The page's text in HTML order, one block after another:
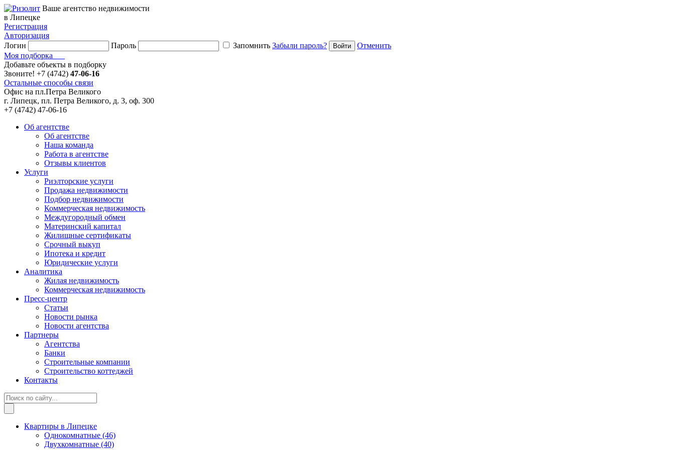
Ваше агентство недвижимости
в Липецке
Регистрация
Авторизация
Логин
Пароль Запомнить Забыли пароль?
Отменить
Моя подборка
Добавьте объекты в подборку
Звоните! +7 (4742) 47-06-16
Остальные способы связи
Офис на пл.Петра Великого
г. Липецк, пл. Петра Великого, д. 3, оф. 300
+7 (4742) 47-06-16
Об агентстве
Об агентстве
Наша команда
Работа в агентстве
Отзывы клиентов
Услуги
Риэлторские услуги
Продажа недвижимости
Подбор недвижимости
Коммерческая недвижимость
Междугородный обмен
Материнский капитал
Жилищные сертификаты
Срочный выкуп
Ипотека и кредит
Юридические услуги
Аналитика
Жилая недвижимость
Коммерческая недвижимость
Пресс-центр
Статьи
Новости рынка
Новости агентства
Партнеры
Агентства
Банки
Строительные компании
Строительство коттеджей
Контакты
Квартиры в Липецке
Однокомнатные (46)
Двухкомнатные (40)